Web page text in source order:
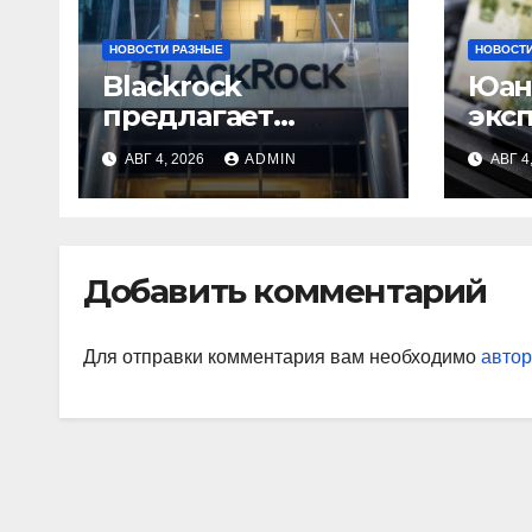
НОВОСТИ РАЗНЫЕ
Blackrock
предлагает
эмитентам
стейблкоинов два
токенизированны
АВГ 4, 2026 ADMIN АВГ
Добавить комментарий
Для отправки комментария вам необходимо